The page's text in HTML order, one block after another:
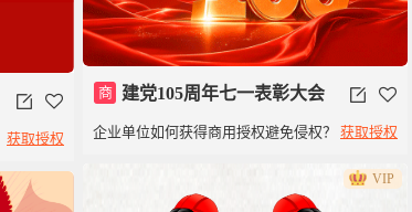
获取授权
商 建党105周年七一表彰大会
企业单位如何获得商用授权避免侵权？ 获取授权
VIP